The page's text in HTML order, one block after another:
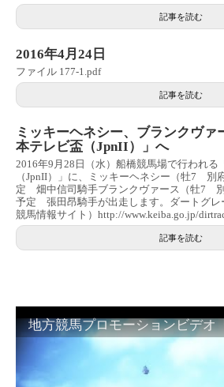
記事を読む
2016年4月24日
ファイル 177-1.pdf
記事を読む
ミッキーヘネシー、ブランクヴァ
本テレビ盃（JpnII）」へ
2016年9月28日（水）船橋競馬場で行われる
（JpnII）」に、ミッキーヘネシー（牡7
定 畑中信司騎手ブランクヴァース（牡7
予定 張田昂騎手が出走します。ダートグレ
競馬情報サイト）http://www.keiba.go.jp/
記事を読む